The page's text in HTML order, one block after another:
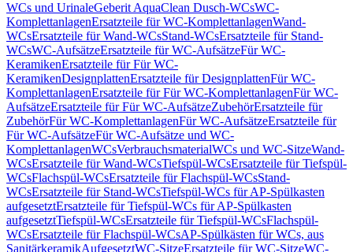
WCs und UrinaleGeberit AquaClean Dusch-WCsWC-
KomplettanlagenErsatzteile für WC-KomplettanlagenWand-
WCsErsatzteile für Wand-WCsStand-WCsErsatzteile für Stand-
WCsWC-AufsätzeErsatzteile für WC-AufsätzeFür WC-
KeramikenErsatzteile für Für WC-
KeramikenDesignplattenErsatzteile für DesignplattenFür WC-
KomplettanlagenErsatzteile für Für WC-KomplettanlagenFür WC-
AufsätzeErsatzteile für Für WC-AufsätzeZubehörErsatzteile für
ZubehörFür WC-KomplettanlagenFür WC-AufsätzeErsatzteile für
Für WC-AufsätzeFür WC-Aufsätze und WC-
KomplettanlagenWCsVerbrauchsmaterialWCs und WC-SitzeWand-
WCsErsatzteile für Wand-WCsTiefspül-WCsErsatzteile für Tiefspül-
WCsFlachspül-WCsErsatzteile für Flachspül-WCsStand-
WCsErsatzteile für Stand-WCsTiefspül-WCs für AP-Spülkasten
aufgesetztErsatzteile für Tiefspül-WCs für AP-Spülkasten
aufgesetztTiefspül-WCsErsatzteile für Tiefspül-WCsFlachspül-
WCsErsatzteile für Flachspül-WCsAP-Spülkästen für WCs, aus
SanitärkeramikAufgesetztWC-SitzeErsatzteile für WC-SitzeWC-